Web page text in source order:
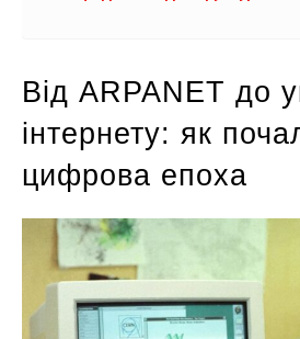
Від ARPANET до
інтернету: як
цифрова епоха